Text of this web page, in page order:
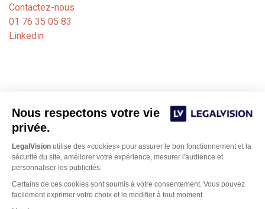
Nous respectons votre vie
privée.
LegalVision utilise des «cookies» pour assurer le bon fonctionnement et la
sécurité du site, améliorer votre expérience, mesurer l'audience et
personnaliser les publicités.
Certains de ces cookies sont soumis à votre consentement. Vous pouvez
facilement exprimer votre choix et le modifier à tout moment.
Contactez-nous
01 76 35 05 83
Linkedin
Notre cabinet de formalités juridiques est dédié aux
avocats, experts-comptables et notaires. Nos juristes